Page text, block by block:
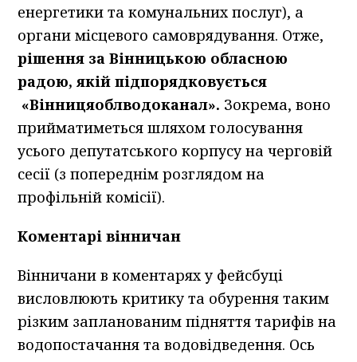
енергетики та комунальних послуг), а
органи місцевого самоврядування. Отже,
рішення за Вінницькою обласною
радою, якій підпорядковується
«Вінницяоблводоканал». Зокрема, воно
прийматиметься шляхом голосування
усього депутатського корпусу на черговій
сесії (з попереднім розглядом на
профільній комісії).
Коментарі вінничан
Вінничани в коментарях у фейсбуці
висловлюють критику та обурення таким
різким запланованим підняття тарифів на
водопостачання та водовідведення. Ось